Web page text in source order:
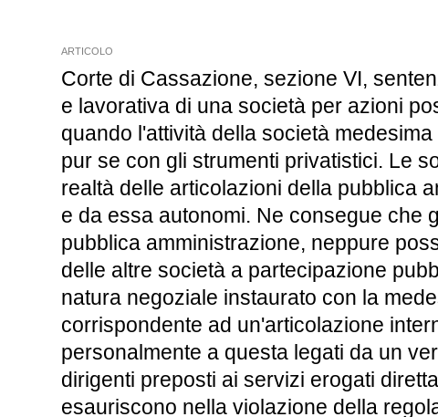
ARTICOLO
Corte di Cassazione, sezione VI,
e lavorativa di una società per azioni
quando l'attività della società
pur se con gli strumenti privatistici. Le
realtà delle articolazioni della pubblica
e da essa autonomi. Ne consegue che
pubblica amministrazione, neppure
delle altre società a partecipazione
natura negoziale instaurato con la
corrispondente ad un'articolazione
personalmente a questa legati da un
dirigenti preposti ai servizi erogati
esauriscono nella violazione della